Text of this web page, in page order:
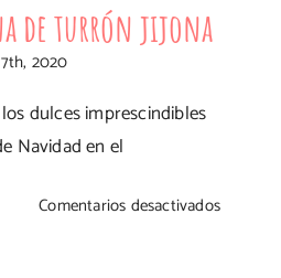
de turrón jijona
2020
dulces imprescindibles
Navidad en el
Comentarios desactivadosen